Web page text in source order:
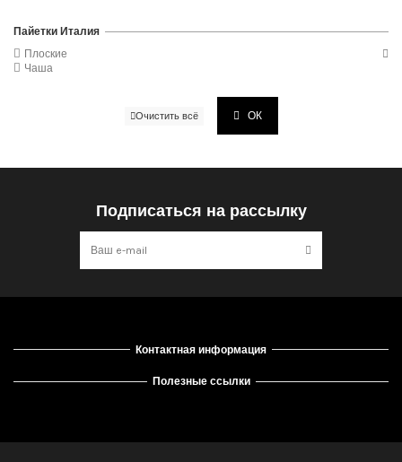
Пайетки Италия
Плоские
Чаша
Очистить всё ОК
Подписаться на рассылку
Контактная информация
Полезные ссылки